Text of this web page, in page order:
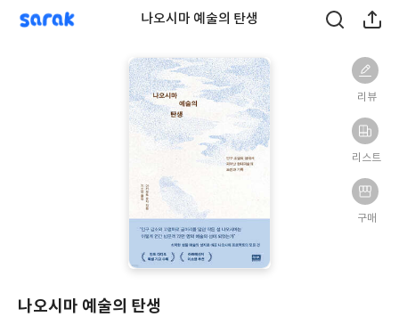
sarak 나오시마 예술의 탄생
리뷰
리스트
구매
나오시마 예술의 탄생